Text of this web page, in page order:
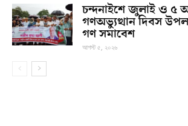
চন্দনাইশে জুলাই ও ৫
গণঅভ্যুত্থান দিবস
গণ সমাবেশ
আগস্ট ৫, ২০২৬